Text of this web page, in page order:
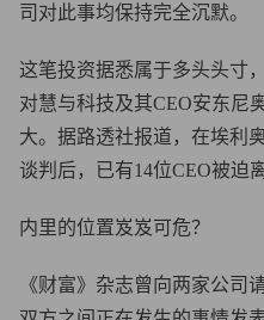
司对此事均保持完全沉默。
这笔投资据悉属于多头头寸
对慧与科技及其CEO安东尼
大。据路透社报道，在埃利
谈判后，已有14位CEO被迫
内里的位置岌岌可危？
《财富》杂志曾向两家公司